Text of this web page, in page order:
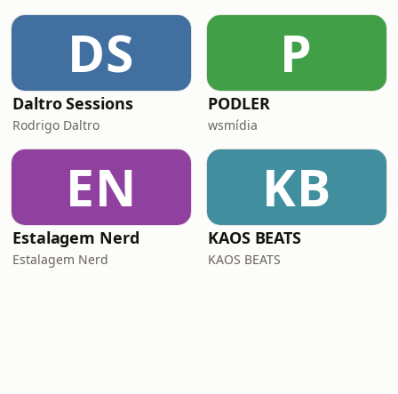
DS
Daltro Sessions
Rodrigo Daltro
P
PODLER
wsmídia
EN
Estalagem Nerd
Estalagem Nerd
KB
KAOS BEATS
KAOS BEATS